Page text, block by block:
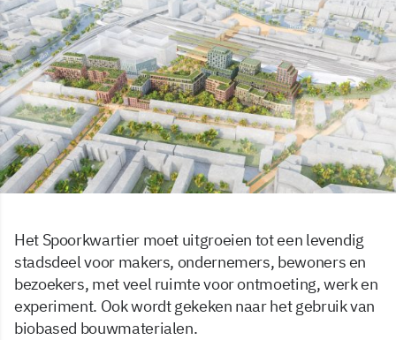
Het Spoorkwartier moet uitgroeien tot een levendig
stadsdeel voor makers, ondernemers, bewoners en
bezoekers, met veel ruimte voor ontmoeting, werk en
experiment. Ook wordt gekeken naar het gebruik van
biobased bouwmaterialen.